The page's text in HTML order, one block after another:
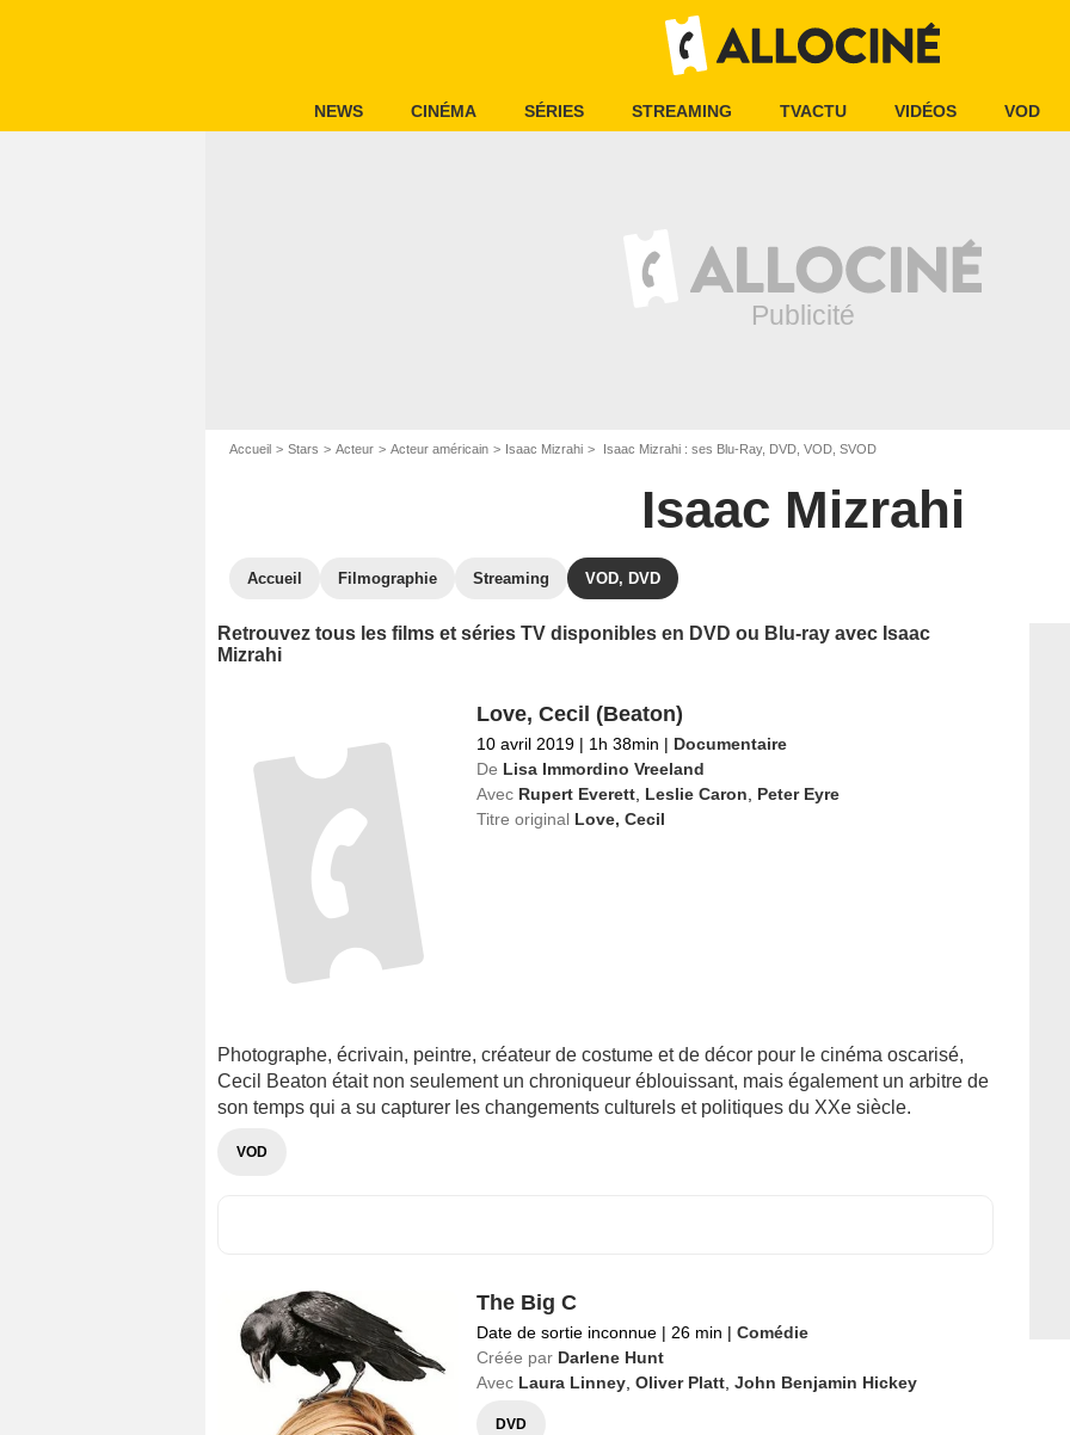
NEWS CINÉMA SÉRIES STREAMING TVACTU VIDÉOS VOD
Accueil Stars Acteur Acteur américain Isaac Mizrahi Isaac Mizrahi : ses Blu-Ray, DVD, VOD, SVOD
Isaac Mizrahi
Accueil Filmographie Streaming VOD, DVD
Retrouvez tous les films et séries TV disponibles en DVD ou Blu-ray avec Isaac
Mizrahi
Love, Cecil (Beaton)
10 avril 2019 | 1h 38min | Documentaire
De Lisa Immordino Vreeland
Avec Rupert Everett, Leslie Caron
Peter Eyre
Titre original Love, Cecil
Photographe, écrivain, peintre, créateur de costume et de décor pour le cinéma oscarisé,
Cecil Beaton était non seulement un chroniqueur éblouissant, mais également un arbitre de
son temps qui a su capturer les changements culturels et politiques du XXe siècle.
VOD
The Big C
Date de sortie inconnue | 26 min | Comédie
Créée par Darlene Hunt
Avec Laura Linney, Oliver Platt, John Benjamin Hickey
DVD